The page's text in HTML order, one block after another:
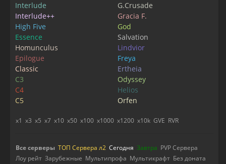
Interlude
Interlude++
High Five
Essence
Homunculus
Epilogue
Classic
C3
C4
C5
G.Crusade
Gracia F.
God
Salvation
Lindvior
Freya
Ertheia
Odyssey
Helios
Orfen
x1 x3 x5 x7 x10 x50 x100 x1000 x1200 x10k GVE RVR
Все серверы ТОП Сервера л2 Сегодня Завтра PVP Сервера
Лоу рейт Зарубежные Мультипрофа Мультикрафт Без доната